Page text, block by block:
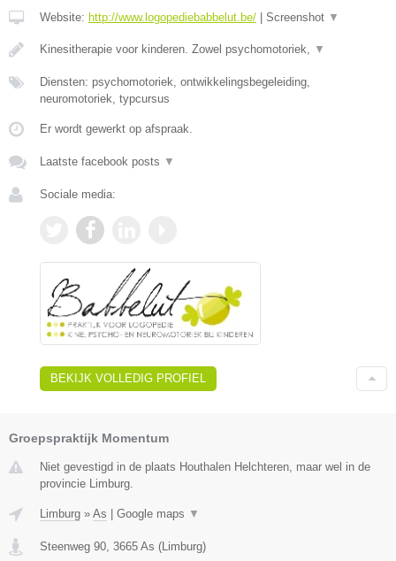
Website: http://www.logopediebabbelut.be/ Screenshot ▼
Kinesitherapie voor kinderen. Zowel psychomotoriek, ▼
Diensten: psychomotoriek, ontwikkelingsbegeleiding,
neuromotoriek, typcursus
Er wordt gewerkt op afspraak.
Laatste facebook posts ▼
Sociale media:
BEKIJK VOLLEDIG PROFIEL
Groepspraktijk Momentum
Niet gevestigd in de plaats Houthalen Helchteren, maar wel in de
provincie Limburg.
Limburg » As Google maps ▼
Steenweg 90, 3665 As (Limburg)